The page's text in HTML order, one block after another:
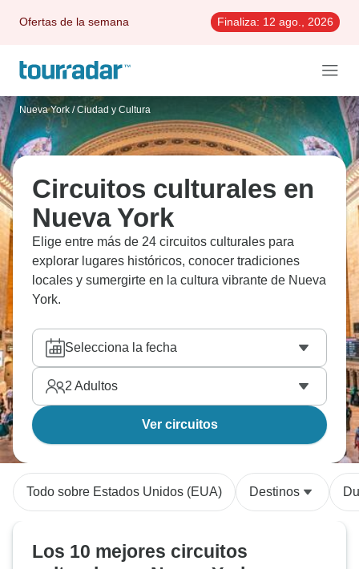
Ofertas de la semana Finaliza: 12 ago., 2026
Nueva York / Ciudad y Cultura
Circuitos culturales en
Nueva York
Elige entre más de 24 circuitos culturales para
explorar lugares históricos, conocer tradiciones
locales y sumergirte en la cultura vibrante de Nueva
York.
Selecciona la fecha
2 Adultos
Ver circuitos
Todo sobre Estados Unidos (EUA) Destinos
Los 10 mejores circuitos